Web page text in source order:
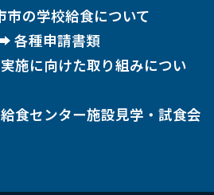
市の学校給食について
各種申請書類
施に向けた取り組みについ
食センター施設見学・試食会